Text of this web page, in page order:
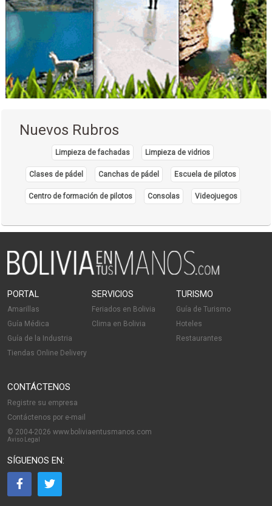
Revestimientos
Pisos Laminados
Pisos Cerámicos
Medicina Ortomolecular
Médicos Nutricionistas
Cirugía de cataratas
Médicos Oftalmólogos
Oftalmología
Oculistas
Estética Dental
Limpieza Dental
Médicos Odontólogos
Odontopediatría
Prótesis Dentales
Nuevos Rubros
Limpieza de fachadas Limpieza de vidrios
Clases de pádel Canchas de pádel Escuela de pilotos
Centro de formación de pilotos Consolas Videojuegos
PORTAL
Amarillas
Guía Médica
Guía de la Industria
Tiendas Online Delivery
SERVICIOS
Feriados en Bolivia
Clima en Bolivia
TURISMO
Guía de Turismo
Hoteles
Restaurantes
CONTÁCTENOS
Registre su empresa
Contáctenos por e-mail
© 2004-2026 www.boliviaentusmanos.com
Aviso Legal
SÍGUENOS EN: